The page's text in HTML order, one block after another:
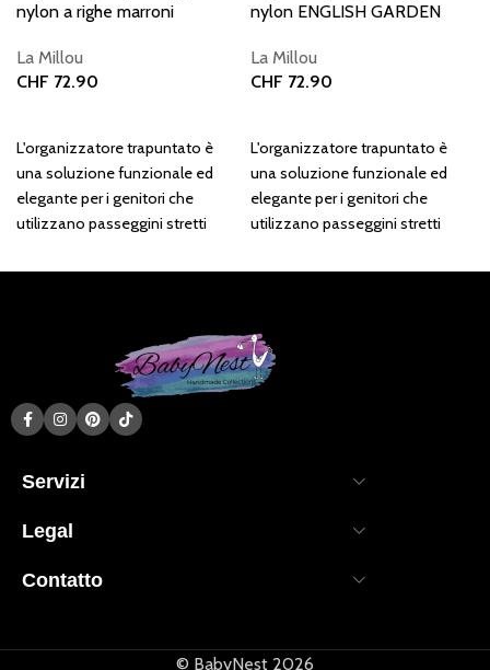
nylon a righe marroni
La Millou
CHF 72.90
L'organizzatore trapuntato è
una soluzione funzionale ed
elegante per i genitori che
utilizzano passeggini stretti
Mios.
nylon ENGLISH GARDEN
La Millou
CHF 72.90
L'organizzatore trapuntato è
una soluzione funzionale ed
elegante per i genitori che
utilizzano passeggini stretti
Mios.
Servizi
Legal
Contatto
© BabyNest 2026